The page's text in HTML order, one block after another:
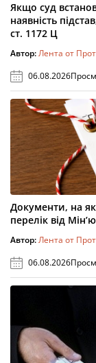
Якщо суд
наявність
ст. 1172 Ц
Автор:Лента от
06.08.2026
Документи, на
перелік від
Автор:Лента от
06.08.2026